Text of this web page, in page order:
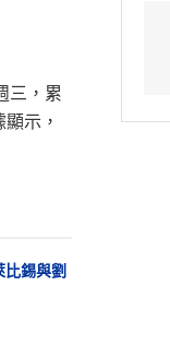
三，累
示，
比錫與劉